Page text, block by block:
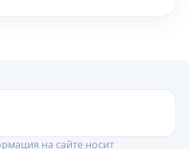
на сайте носит